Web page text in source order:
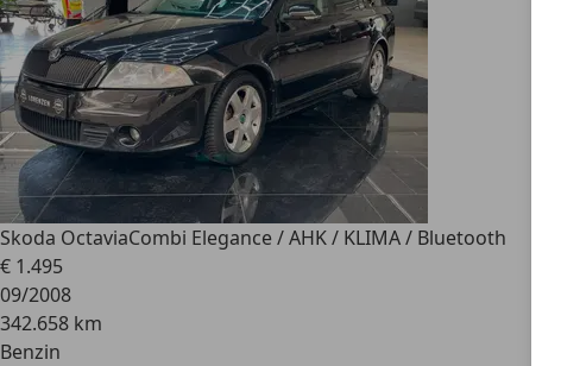
Skoda OctaviaCombi Elegance / AHK / KLIMA / Bluetooth
€ 1.495
09/2008
342.658 km
Benzin